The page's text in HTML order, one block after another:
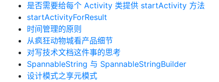
是否需要给每个 Activity 类提供 startActivity 方法
startActivityForResult
时间管理的原则
从疯狂动物城看产品细节
对写技术文档这件事的思考
SpannableString 与 SpannableStringBuilder
设计模式之享元模式